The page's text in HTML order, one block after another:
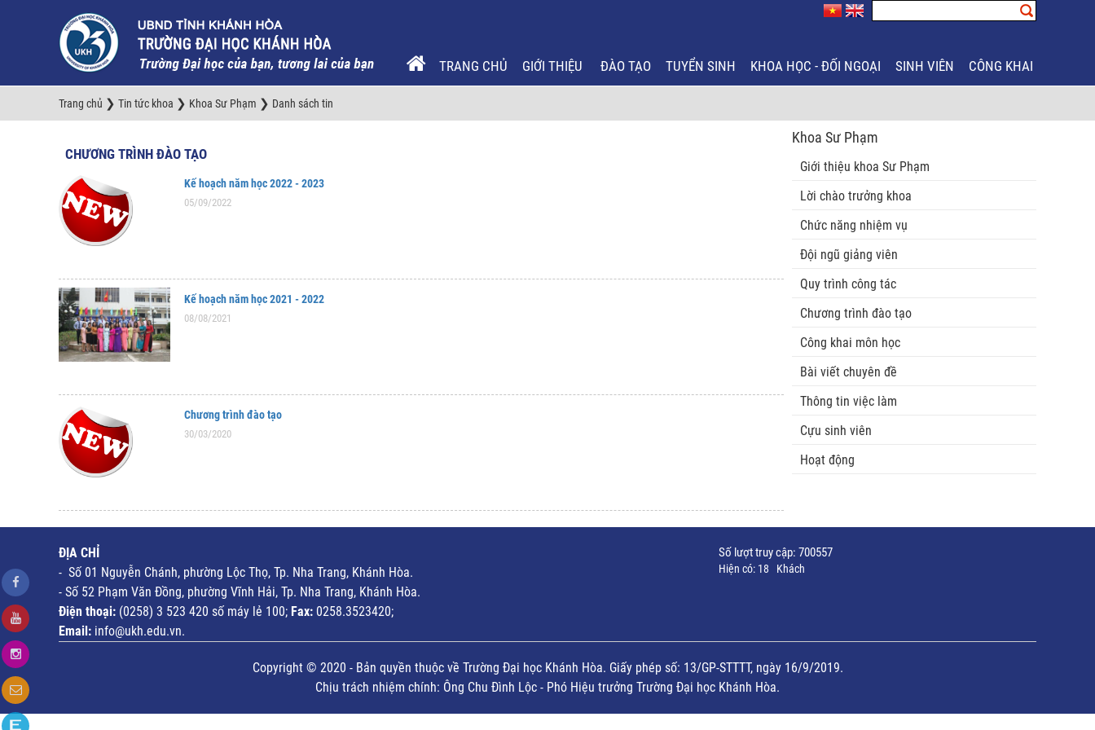
TRANG CHỦ GIỚI THIỆU ĐÀO TẠO TUYỂN SINH KHOA HỌC - ĐỐI NGOẠI SINH VIÊN CÔNG KHAI
Trang chủ ❯ Tin tức khoa ❯ Khoa Sư Phạm ❯ Danh sách tin
CHƯƠNG TRÌNH ĐÀO TẠO
Kế hoạch năm học 2022 - 2023
05/09/2022
Kế hoạch năm học 2021 - 2022
08/08/2021
Chương trình đào tạo
30/03/2020
Khoa Sư Phạm
Giới thiệu khoa Sư Phạm
Lời chào trưởng khoa
Chức năng nhiệm vụ
Đội ngũ giảng viên
Quy trình công tác
Chương trình đào tạo
Công khai môn học
Bài viết chuyên đề
Thông tin việc làm
Cựu sinh viên
Hoạt động
ĐỊA CHỈ
- Số 01 Nguyễn Chánh, phường Lộc Thọ, Tp. Nha Trang, Khánh Hòa.
- Số 52 Phạm Văn Đồng, phường Vĩnh Hải, Tp. Nha Trang, Khánh Hòa.
Điện thoại: (0258) 3 523 420 số máy lẻ 100; Fax: 0258.3523420;
Email: info@ukh.edu.vn.
Số lượt truy cập: 700557
Hiện có: 18 Khách
Copyright © 2020 - Bản quyền thuộc về Trường Đại học Khánh Hòa. Giấy phép số: 13/GP-STTTT, ngày 16/9/2019.
Chịu trách nhiệm chính: Ông Chu Đình Lộc - Phó Hiệu trưởng Trường Đại học Khánh Hòa.